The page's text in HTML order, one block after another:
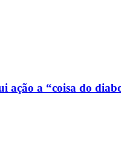
ação a “coisa do